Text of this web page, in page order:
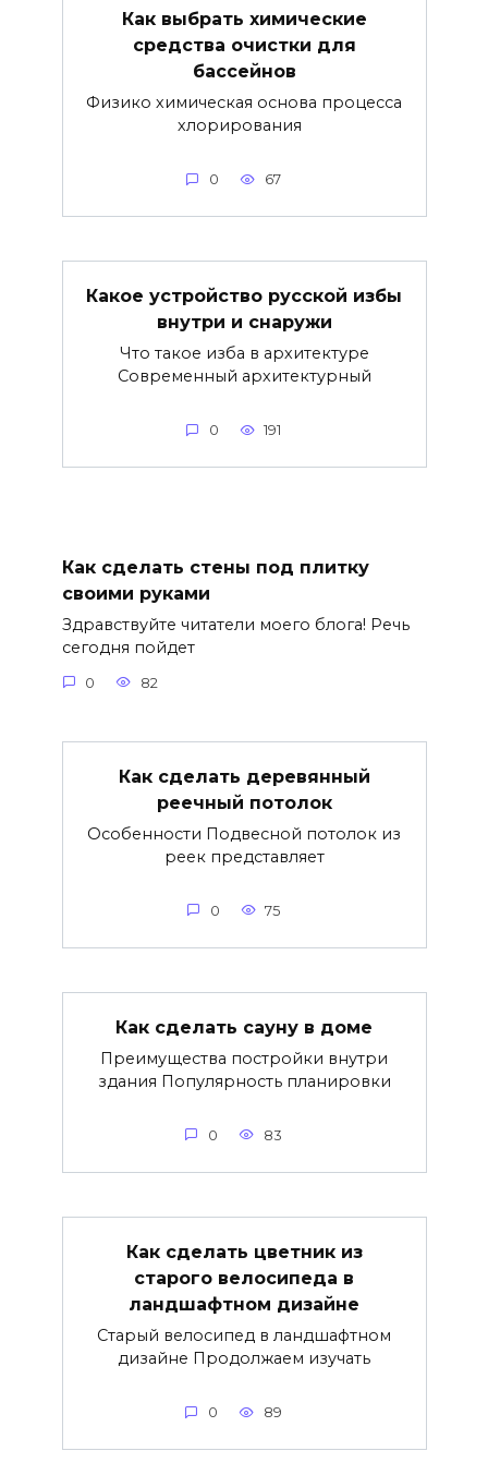
Как выбрать химические
средства очистки для
бассейнов
Физико химическая основа процесса
хлорирования
0 67
Какое устройство русской избы
внутри и снаружи
Что такое изба в архитектуре
Современный архитектурный
0 191
Как сделать стены под плитку
своими руками
Здравствуйте читатели моего блога! Речь
сегодня пойдет
0 82
Как сделать деревянный
реечный потолок
Особенности Подвесной потолок из
реек представляет
0 75
Как сделать сауну в доме
Преимущества постройки внутри
здания Популярность планировки
0 83
Как сделать цветник из
старого велосипеда в
ландшафтном дизайне
Старый велосипед в ландшафтном
дизайне Продолжаем изучать
0 89